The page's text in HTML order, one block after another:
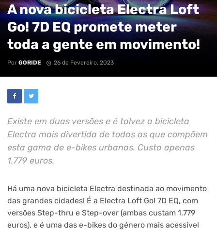
A nova bicicleta Electra Loft
Go! 7D EQ promete meter
toda a gente em movimento!
Por GORIDE 26 de Fevereiro, 2023
Existe em duas versões e é talvez a bicicleta
Electra mais divertida de todas as que compõem
esta gama de e-bikes urbanas. Custa apenas
1.779 euros.
Há uma nova bicicleta Electra destinada ao movimento
das grandes cidades! É a Electra Loft Go! 7D EQ, com
versões Step-thru e Step-over (ambas custam 1.779
euros), e é uma das e-bikes do género mais acessível